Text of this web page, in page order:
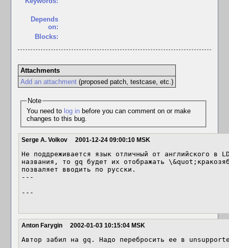
Depends
on:
Blocks:
Attachments
Add an attachment(proposed patch, testcase, etc.)
Note
You need to log inbefore you can comment on or make
changes to this bug.
Serge A. Volkov 2001-12-24 09:00:10 MSK
Не поддреживается язык отличный от английского в
названия, то gq будет их отображать
позваляет вводить по русски.
---
---
Anton Farygin 2002-01-03 10:15:04 MSK